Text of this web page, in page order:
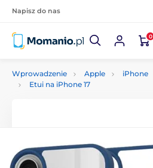
Napisz do nas
0
Wprowadzenie Apple iPhone
Etui na iPhone 17